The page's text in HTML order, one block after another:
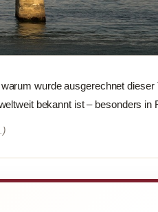
wurde ausgerechnet dieser
bekannt ist – besonders in